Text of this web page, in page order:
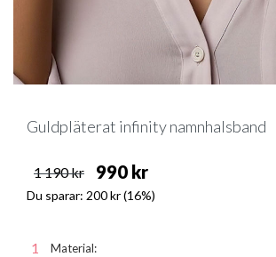
Guldpläterat infinity namnhalsband
1 190 kr 990 kr
Du sparar: 200 kr(16%)
Material: